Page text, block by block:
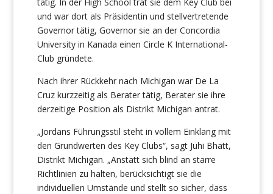
und war dort als Präsidentin und stellvertretende
Governor tätig, Governor sie an der Concordia
University in Kanada einen Circle K International-
Club gründete.
Nach ihrer Rückkehr nach Michigan war De La
Cruz kurzzeitig als Berater tätig, Berater sie ihre
derzeitige Position als Distrikt Michigan antrat.
„Jordans Führungsstil steht in vollem Einklang mit
den Grundwerten des Key Clubs“, sagt Juhi Bhatt,
Distrikt Michigan. „Anstatt sich blind an starre
Richtlinien zu halten, berücksichtigt sie die
individuellen Umstände und stellt so sicher, dass